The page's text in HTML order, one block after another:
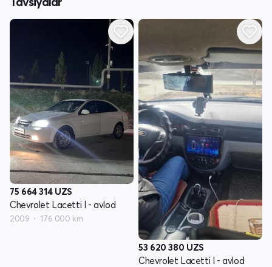
75 664 314 UZS
Chevrolet Lacetti I - avlod
2009 176 000 km
53 620 380 UZS
Chevrolet Lacetti I - avlod